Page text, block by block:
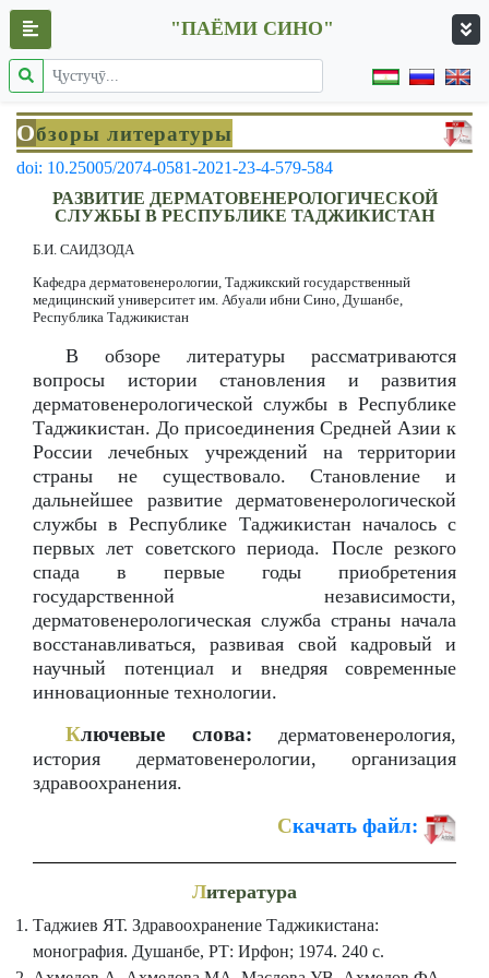
"ПАЁМИ СИНО"
Обзоры литературы
doi: 10.25005/2074-0581-2021-23-4-579-584
РАЗВИТИЕ ДЕРМАТОВЕНЕРОЛОГИЧЕСКОЙ
СЛУЖБЫ В РЕСПУБЛИКЕ ТАДЖИКИСТАН
Б.И. САИДЗОДА
Кафедра дерматовенерологии, Таджикский государственный
медицинский университет им. Абуали ибни Сино, Душанбе,
Республика Таджикистан
В обзоре литературы рассматриваются
вопросы истории становления и развития
дерматовенерологической службы в Республике
Таджикистан. До присоединения Средней Азии к
России лечебных учреждений на территории
страны не существовало. Становление и
дальнейшее развитие дерматовенерологической
службы в Республике Таджикистан началось с
первых лет советского периода. После резкого
спада в первые годы приобретения
государственной независимости,
дерматовенерологическая служба страны начала
восстанавливаться, развивая свой кадровый и
научный потенциал и внедряя современные
инновационные технологии.
Ключевые слова: дерматовенерология,
история дерматовенерологии, организация
здравоохранения.
Скачать файл:
Литература
Таджиев ЯТ. Здравоохранение Таджикистана:
монография. Душанбе, РТ: Ирфон; 1974. 240 с.